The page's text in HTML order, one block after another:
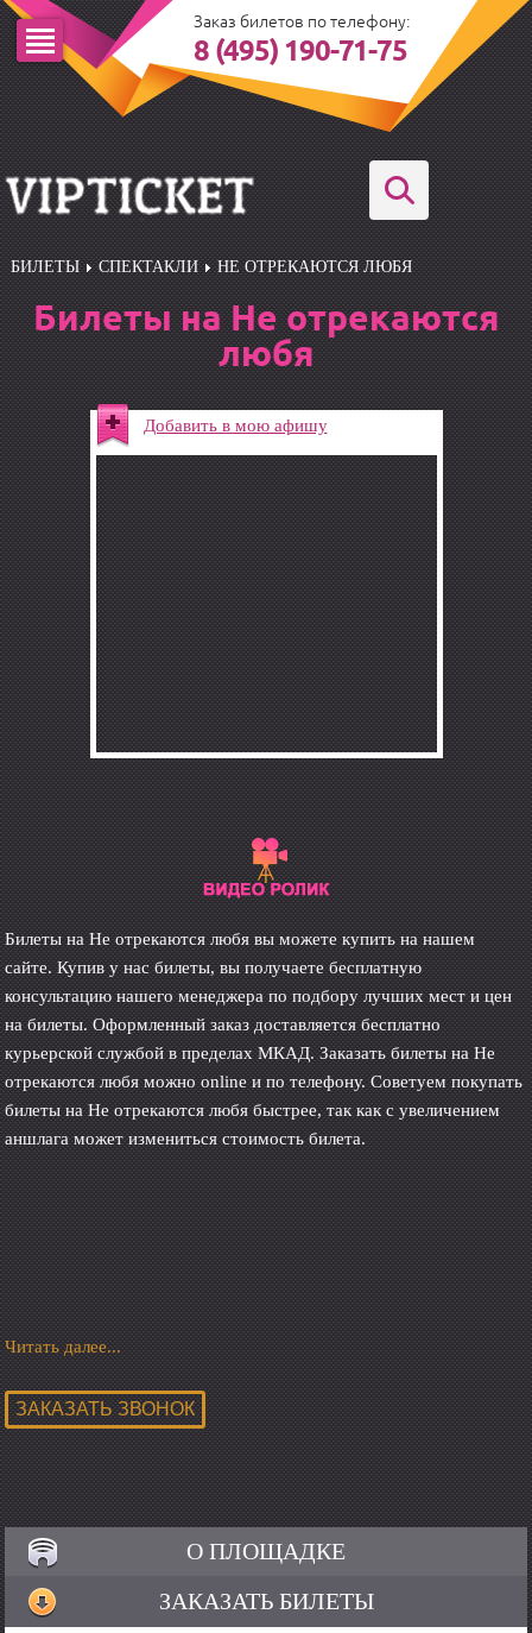
Заказ билетов по телефону:
8 (495) 190-71-75
БИЛЕТЫ СПЕКТАКЛИ НЕ ОТРЕКАЮТСЯ ЛЮБЯ
Билеты на Не отрекаются
любя
Добавить в мою афишу
Билеты на Не отрекаются любя вы можете купить на нашем
сайте. Купив у нас билеты, вы получаете бесплатную
консультацию нашего менеджера по подбору лучших мест и цен
на билеты. Оформленный заказ доставляется бесплатно
курьерской службой в пределах МКАД. Заказать билеты на Не
отрекаются любя можно online и по телефону. Советуем покупать
билеты на Не отрекаются любя быстрее, так как с увеличением
аншлага может измениться стоимость билета.
Читать далее...
О ПЛОЩАДКЕ
ЗАКАЗАТЬ БИЛЕТЫ